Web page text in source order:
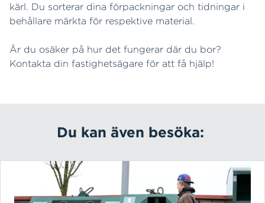
kärl. Du sorterar dina förpackningar och tidningar i
behållare märkta för respektive material.
Är du osäker på hur det fungerar där du bor?
Kontakta din fastighetsägare för att få hjälp!
Du kan även besöka: